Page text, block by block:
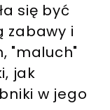
się być
zabawy i
"maluch"
jak
w jego